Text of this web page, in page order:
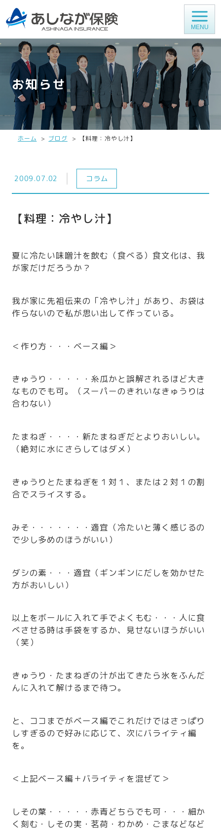
MENU
お知らせ
ホーム ブログ 【料理：冷やし汁】
2009.07.02 コラム
【料理：冷やし汁】
夏に冷たい味噌汁を飲む（食べる）食文化は、我
が家だけだろうか？
我が家に先祖伝来の「冷やし汁」があり、お袋は
作らないので私が思い出して作っている。
＜作り方・・・ベース編＞
きゅうり・・・・・糸瓜かと誤解されるほど大き
なものでも可。（スーパーのきれいなきゅうりは
合わない）
たまねぎ・・・・新たまねぎだとよりおいしい。
（絶対に水にさらしてはダメ）
きゅうりとたまねぎを１対１、または２対１の割
合でスライスする。
みそ・・・・・・・適宜（冷たいと薄く感じるの
で少し多めのほうがいい）
ダシの素・・・適宜（ギンギンにだしを効かせた
方がおいしい）
以上をボールに入れて手でよくもむ・・・人に食
べさせる時は手袋をするか、見せないほうがいい
（笑）
きゅうり・たまねぎの汁が出てきたら氷をふんだ
んに入れて解けるまで待つ。
と、ココまでがベース編でこれだけではさっぱり
しすぎるので好みに応じて、次にバライティ編
を。
＜上記ベース編＋バライティを混ぜて＞
しその葉・・・・・赤青どちらでも可・・・細か
く刻む・しその実・茗荷・わかめ・ごまなどなど